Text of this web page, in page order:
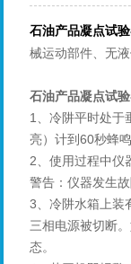
石油产品凝点试
械运动部件、无
石油产品凝点试
1、冷阱平时处于
亮）计到60秒蜂
2、使用过程中仪
警告：仪器发生
3、冷阱水箱上装
三相电源被切断
态。